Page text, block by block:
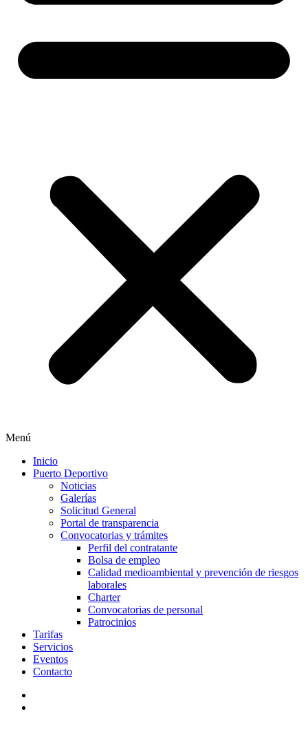
Menú
Inicio
Puerto Deportivo
Noticias
Galerías
Solicitud General
Portal de transparencia
Convocatorias y trámites
Perfil del contratante
Bolsa de empleo
Calidad medioambiental y prevención de riesgos
laborales
Charter
Convocatorias de personal
Patrocinios
Tarifas
Servicios
Eventos
Contacto